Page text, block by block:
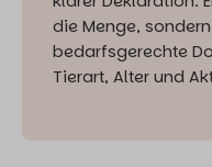
die Menge,
bedarfsgerechte
Tierart, Alter und